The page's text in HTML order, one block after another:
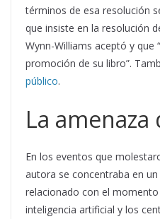
términos de esa resolución
que insiste en la resolución
Wynn-Williams aceptó y que
promoción de su libro”.
público.
La amenaza
En los eventos que
autora se concentraba en
relacionado con el
inteligencia artificial y los